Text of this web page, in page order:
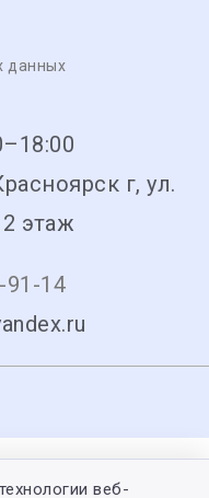
данных
г, ул.
этаж
91-14
веб-